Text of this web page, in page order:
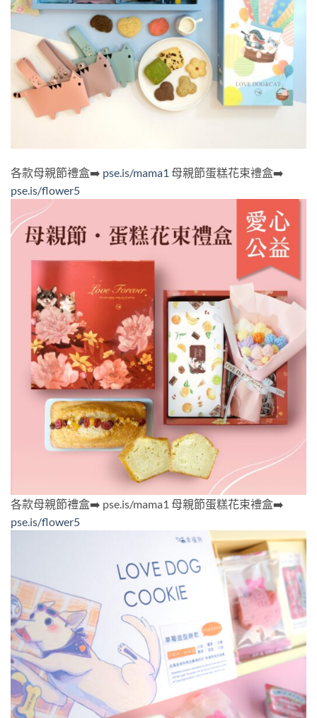
各款母親節禮盒➡️ pse.is/mama1 母親節蛋糕花束禮盒➡️
pse.is/flower5
各款母親節禮盒➡️ pse.is/mama1 母親節蛋糕花束禮盒➡️
pse.is/flower5